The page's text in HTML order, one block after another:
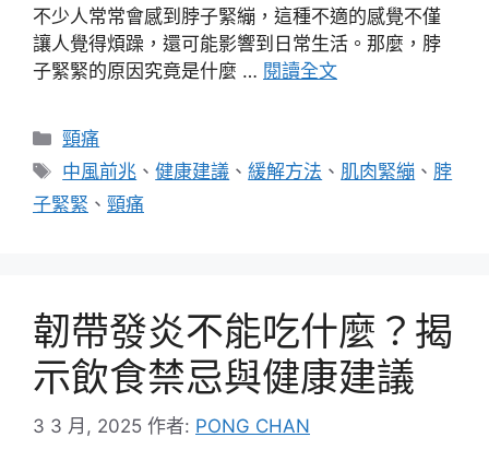
不少人常常會感到脖子緊繃，這種不適的感覺不僅
讓人覺得煩躁，還可能影響到日常生活。那麼，脖
子緊緊的原因究竟是什麼 … 閱讀全文
分
類
頸痛
標
籤
中風前兆 、健康建議 、緩解方法 、 肌肉緊繃 、 脖
子緊緊 、 頸痛
韌帶發炎不能吃什麼？揭
示飲食禁忌與健康建議
3 3 月, 2025 作者: PONG CHAN